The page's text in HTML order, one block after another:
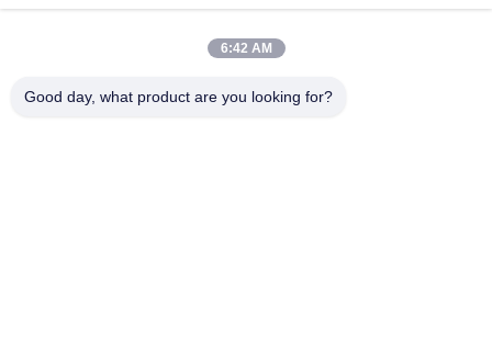
james@yimiautoparts.com
6:42 AM
Good day, what product are you looking for?